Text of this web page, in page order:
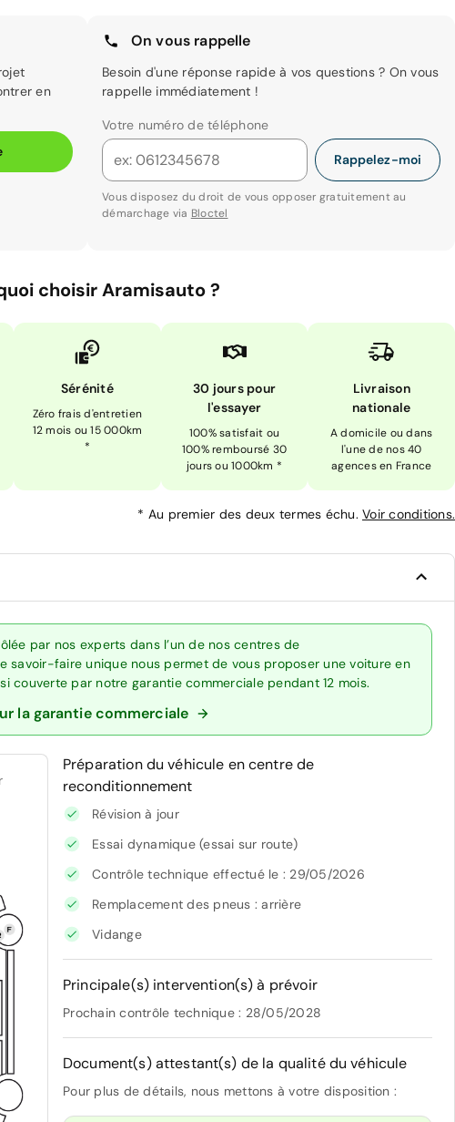
en
On vous rappelle
Besoin d'une réponse rapide à vos questions ? On vous
rappelle immédiatement !
Votre numéro de téléphone
Rappelez-moi
Vous disposez du droit de vous opposer gratuitement au
démarchage via Bloctel
choisir Aramisauto ?
Sérénité
Zéro frais d'entretien
12 mois ou 15 000km
*
30 jours pour
l'essayer
100% satisfait ou
100% remboursé 30
jours ou 1000km *
Livraison
nationale
A domicile ou dans
l'une de nos 40
agences en France
* Au premier des deux termes échu. Voir conditions.
par nos experts dans l’un de nos centres de
savoir-faire unique nous permet de vous proposer une voiture en
couverte par notre garantie commerciale pendant 12 mois.
la garantie commerciale
Préparation du véhicule en centre de
reconditionnement
Révision à jour
Essai dynamique (essai sur route)
Contrôle technique effectué le : 29/05/2026
Remplacement des pneus : arrière
Vidange
Principale(s) intervention(s) à prévoir
Prochain contrôle technique : 28/05/2028
Document(s) attestant(s) de la qualité du véhicule
Pour plus de détails, nous mettons à votre disposition :